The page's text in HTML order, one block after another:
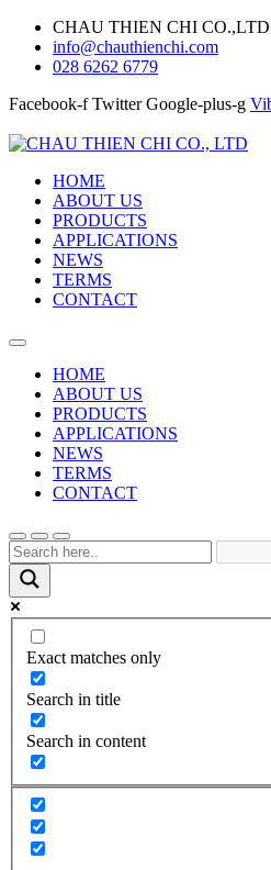
CHAU THIEN CHI
info@chauthienchi.com
028 6262 6779
Facebook-f Twitter Google-plus-g
HOME
ABOUT US
PRODUCTS
APPLICATIONS
NEWS
TERMS
CONTACT
HOME
ABOUT US
PRODUCTS
APPLICATIONS
NEWS
TERMS
CONTACT
Exact matches only
Search in title
Search in content